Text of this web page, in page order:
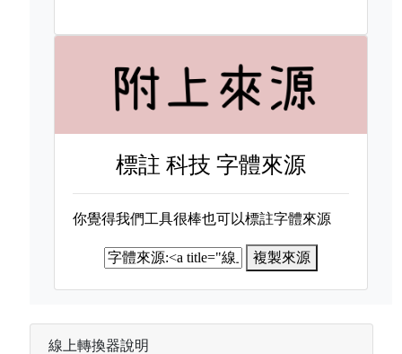
標註科技 字體來源
你覺得我們工具很棒也可以標註字體來源
複製來源
線上轉換器說明